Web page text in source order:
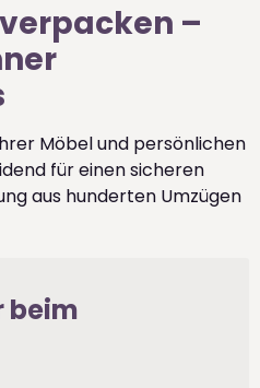
–
Möbel und persönlichen
für einen sicheren
aus hunderten Umzügen
beim